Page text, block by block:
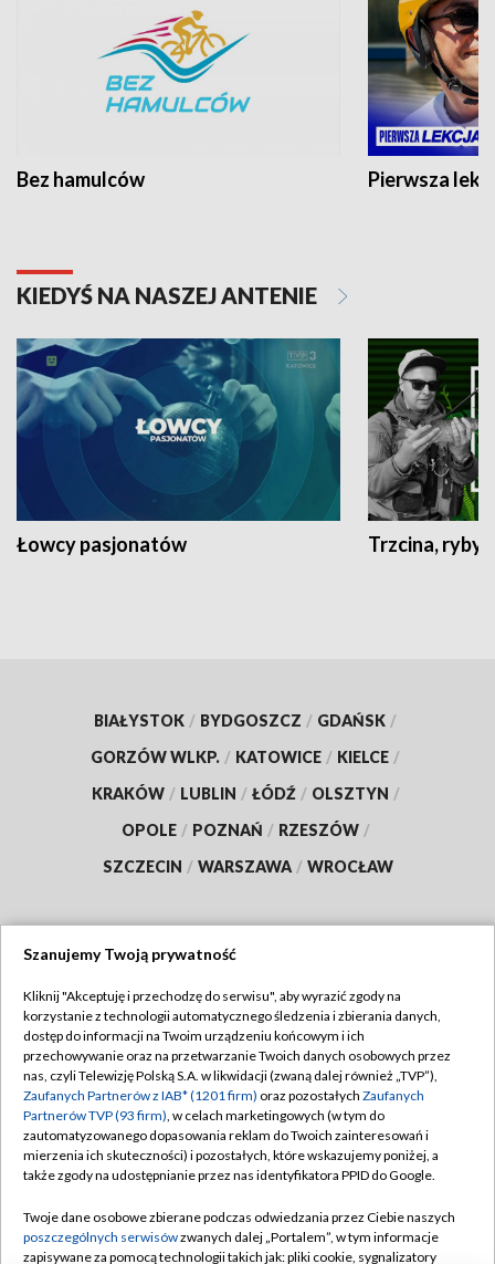
Bez hamulców Pierwsza
KIEDYŚ NA NASZEJ ANTENIE
Łowcy pasjonatów Trzcina, ryby
BIAŁYSTOK / BYDGOSZCZ / GDAŃSK /
GORZÓW WLKP. / KATOWICE / KIELCE /
KRAKÓW / LUBLIN / ŁÓDŹ / OLSZTYN /
OPOLE / POZNAŃ / RZESZÓW /
SZCZECIN / WARSZAWA / WROCŁAW
TVP
Abonament TVP
Emisja w TVP
Centrum informacji TVP
Naziemna Telewizja Cyfrowa
Rada Programowa
Regulamin TVP
Polityka prywatności
Moje zgody
Pomoc
Kontakt
Szanujemy Twoją prywatność
Kliknij "Akceptuję i przechodzę do serwisu", aby wyrazić zgody na
korzystanie z technologii automatycznego śledzenia i zbierania danych,
dostęp do informacji na Twoim urządzeniu końcowym i ich
przechowywanie oraz na przetwarzanie Twoich danych osobowych przez
nas, czyli Telewizję Polską S.A. w likwidacji (zwaną dalej również „TVP”),
Zaufanych Partnerów z IAB* (1201 firm) oraz pozostałych Zaufanych
Partnerów TVP (93 firm), w celach marketingowych (w tym do
zautomatyzowanego dopasowania reklam do Twoich zainteresowań i
mierzenia ich skuteczności) i pozostałych, które wskazujemy poniżej, a
także zgody na udostępnianie przez nas identyfikatora PPID do Google.
Twoje dane osobowe zbierane podczas odwiedzania przez Ciebie naszych
poszczególnych serwisówzwanych dalej „Portalem”, w tym informacje
zapisywane za pomocą technologii takich jak: pliki cookie, sygnalizatory